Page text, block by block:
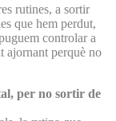
rutines, a sortir
que hem perdut,
controlar a
ajornant perquè no
per no sortir de